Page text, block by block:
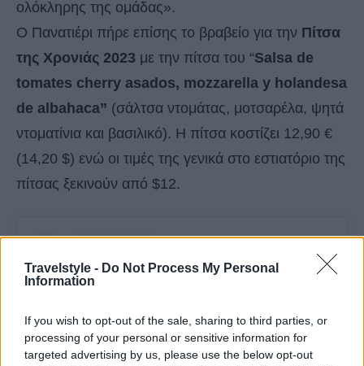
Travelstyle - Do Not Process My Personal
Information
If you wish to opt-out of the sale, sharing to third parties, or
processing of your personal or sensitive information for
targeted advertising by us, please use the below opt-out
ολόκληρης της ομάδας».
Ο Πανατιέρι πήρε επίσης το βραβείο για την Πίτσα
της Χρονιάς 2023 με την πίτσα του “Salsa de
tomates cherry asados, mozzarella y holandesa
de albahaca” (σάλτσα ντομάτας, μοτσαρέλα, ψητά
ντοματίνια και βασιλικό). Η πίτσα κοστίζει 12,90 €
(14,20 $) ενώ οι τιμές της γενικά στο εστιατόριο της
πίτσας ξεκινούν από $12.